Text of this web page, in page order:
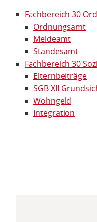
Fachbereich 30
Ordnungsamt
Meldeamt
Standesamt
Fachbereich 30
Elternbeiträge
SGB XII
Wohngeld
Integration